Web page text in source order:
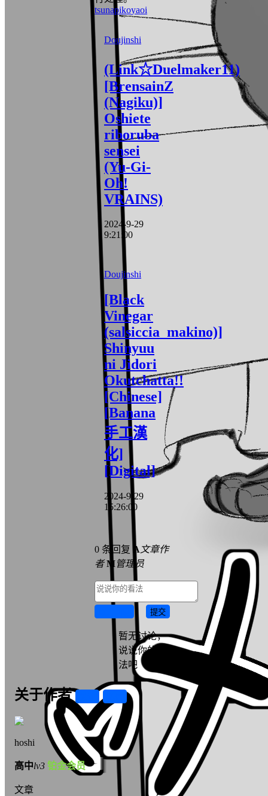
tsunapikoyaoi
Doujinshi
(Link☆Duelmaker11)
[BrensainZ
(Nagiku)]
Oshiete
riboruba
sensei
(Yu-Gi-
Oh!
VRAINS)
2024-9-29
9:21:00
Doujinshi
[Black
Vinegar
(salsiccia_makino)]
Shinyuu
ni Jidori
Okutchatta!!
[Chinese]
[Banana
手工漢
化]
[Digital]
2024-9-29
15:26:00
0 条回复 A 文章作
者 M管理员
提交
暂无讨论，
说说你的看
法吧
关于作者
hoshi
高中lv3 铂金会员
文章